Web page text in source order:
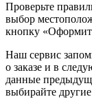
Проверьте
выбор
кнопку
Наш сервис
о заказе и в
данные
выбирайте